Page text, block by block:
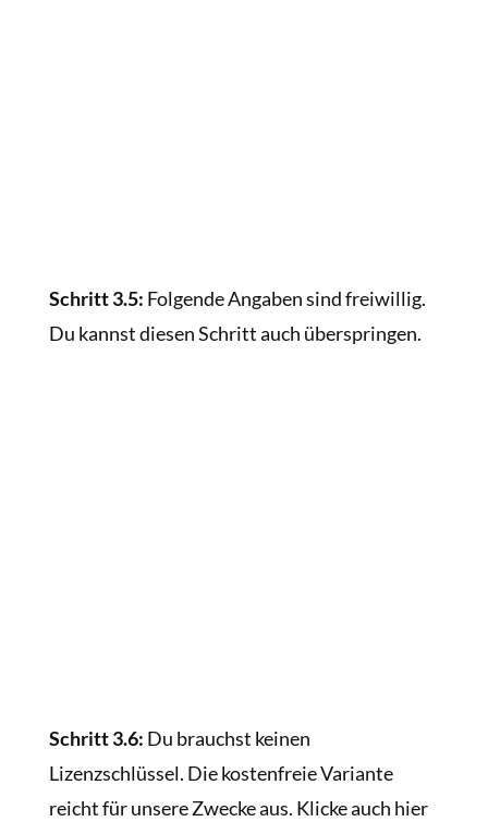
Schritt 3.5: Folgende Angaben sind freiwillig.
Du kannst diesen Schritt auch überspringen.
Schritt 3.6: Du brauchst keinen
Lizenzschlüssel. Die kostenfreie Variante
reicht für unsere Zwecke aus. Klicke auch hier